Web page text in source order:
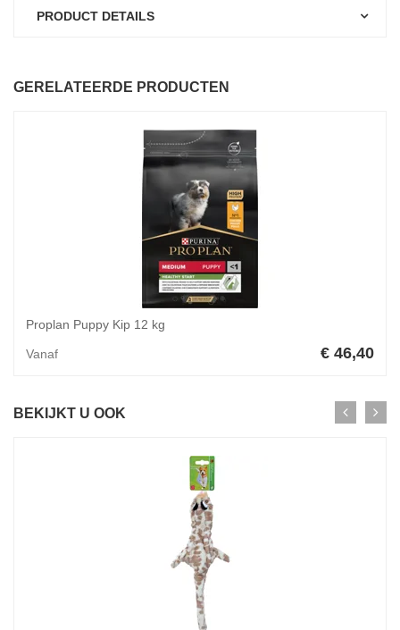
PRODUCT DETAILS
GERELATEERDE PRODUCTEN
Proplan Puppy Kip 12 kg
Vanaf € 46,40
BEKIJKT U OOK